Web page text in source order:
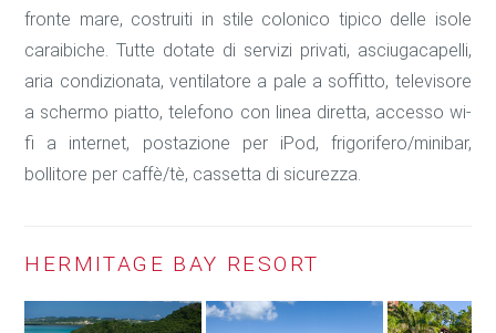
fronte mare, costruiti in stile colonico tipico delle isole
caraibiche. Tutte dotate di servizi privati, asciugacapelli,
aria condizionata, ventilatore a pale a soffitto, televisore
a schermo piatto, telefono con linea diretta, accesso wi-
fi a internet, postazione per iPod, frigorifero/minibar,
bollitore per caffè/tè, cassetta di sicurezza.
HERMITAGE BAY RESORT